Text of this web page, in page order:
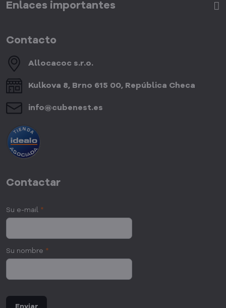
Enlaces importantes
Contacto
Allocacoc s​.r​.o​.
Kulkova 8, Brno 615 00, República Checa
info​@cubenest​.es
Contactar
Su e-mail *
Su nombre *